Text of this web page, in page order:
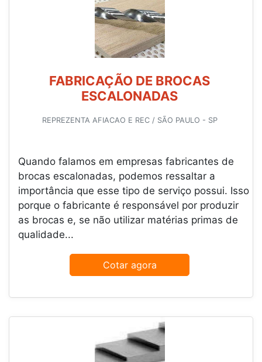
FABRICAÇÃO DE BROCAS
ESCALONADAS
REPREZENTA AFIACAO E REC / SÃO PAULO - SP
Quando falamos em empresas fabricantes de
brocas escalonadas, podemos ressaltar a
importância que esse tipo de serviço possui. Isso
porque o fabricante é responsável por produzir
as brocas e, se não utilizar matérias primas de
qualidade...
Cotar agora